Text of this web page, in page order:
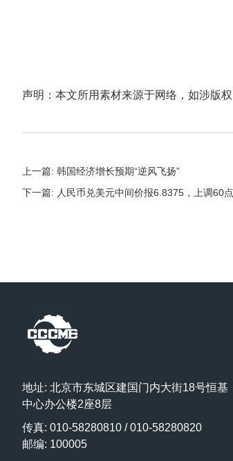
声明：本文所用素材来源于网络，如涉版
上一篇: 韩国经济增长预期“逆风飞扬”
下一篇: 人民币兑美元中间价报6.8375，上调60
地址: 北京市东城区建国门内大街18号恒基
中心办公楼2座8层
传真: 010-58280810 / 010-58280820
邮编: 100005